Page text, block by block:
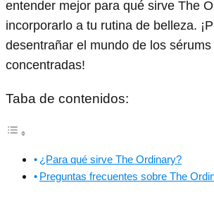
entender mejor para qué sirve The
incorporarlo a tu rutina de belleza.
desentrañar el mundo de los
concentradas!
Taba de contenidos:
¿Para qué sirve The Ordinary?
Preguntas frecuentes sobre The